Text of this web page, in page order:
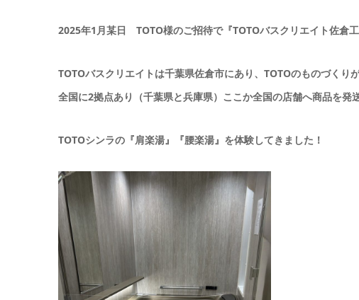
2025年1月某日 TOTO様のご招待で『TOTOバスクリエイト佐倉
TOTOバスクリエイトは千葉県佐倉市にあり、TOTOのものづくり
全国に2拠点あり（千葉県と兵庫県）ここか全国の店舗へ商品を発
TOTOシンラの『肩楽湯』『腰楽湯』を体験してきました！